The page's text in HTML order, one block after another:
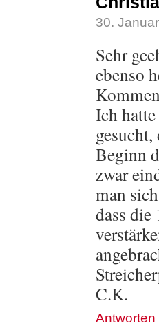
30.
Sehr
ebenso
Ich
Beginn
zwar
man
dass die
C.K.
Antworten